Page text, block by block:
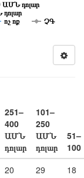
ԱՄՆ դոլար
ոչ ոք
ՉԳ
251–
400
ԱՄՆ
դոլար
101–
250
ԱՄՆ
դոլար
51–
100
20 29
18